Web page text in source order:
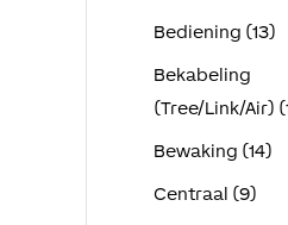
Bediening (13)
Bekabeling
(Tree/Link/Air)
Bewaking (14)
Centraal (9)